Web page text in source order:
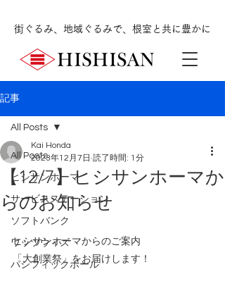
街ぐるみ、地域ぐるみで、根室と共に豊かに
記事
All Posts
ヒシサンホーマ
サービスステーション
ソフトバンク
ワッツウィズ
パシフィックボール
All Posts
【12/7】ヒシサンホーマか
らのお知らせ
Kai Honda
2023年12月7日 読了時間: 1分
ヒシサンホーマからのご案内
「大創業祭」をお届けします！